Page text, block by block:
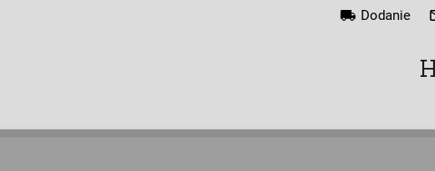
local_shipping Dodanie